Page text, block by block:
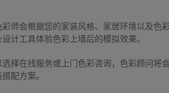
彩师会根据您的家装风格、家居环境以及色
计工具体验色彩上墙后的模拟效果。
选择在线服务或上门色彩咨询，色彩顾问将
配方案。